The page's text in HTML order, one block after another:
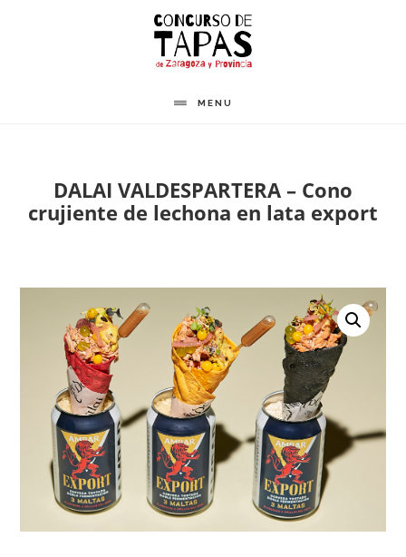
MENU
DALAI VALDESPARTERA – Cono
crujiente de lechona en lata export